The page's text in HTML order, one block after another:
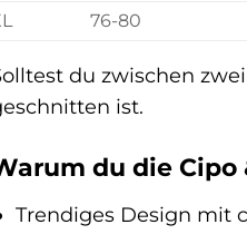
76-80
du zwischen
ist.
du die
Trendiges Design mit